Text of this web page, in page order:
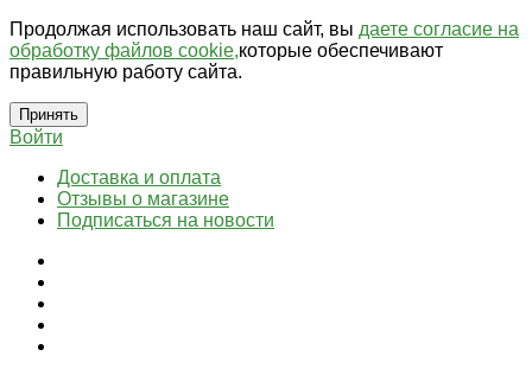
Продолжая использовать наш сайт, вы даете согласие на
обработку файлов cookie,которые обеспечивают
правильную работу сайта.
Принять
Войти
Доставка и оплата
Отзывы о магазине
Подписаться на новости